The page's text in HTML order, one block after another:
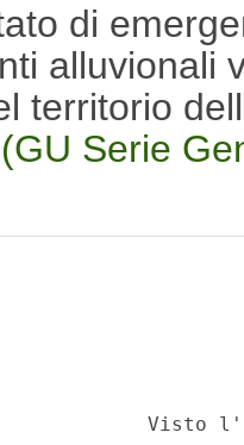
di
alluvionali
territorio
(GU Serie